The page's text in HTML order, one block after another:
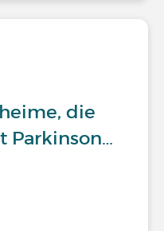
die
Parkinson…